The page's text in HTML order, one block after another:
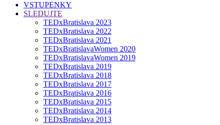
VSTUPENKY
SLEDUJTE
TEDxBratislava 2023
TEDxBratislava 2022
TEDxBratislava 2021
TEDxBratislavaWomen 2020
TEDxBratislavaWomen 2019
TEDxBratislava 2019
TEDxBratislava 2018
TEDxBratislava 2017
TEDxBratislava 2016
TEDxBratislava 2015
TEDxBratislava 2014
TEDxBratislava 2013